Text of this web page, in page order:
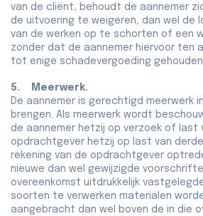
van de cliënt, behoudt de aannemer
de uitvoering te weigeren, dan wel de
van de werken op te schorten of een
zonder dat de aannemer hiervoor ten
tot enige schadevergoeding gehouden
5. Meerwerk.
De aannemer is gerechtigd meerwerk
brengen. Als meerwerk wordt
de aannemer hetzij op verzoek of last
opdrachtgever hetzij op last van
rekening van de opdrachtgever
nieuwe dan wel gewijzigde
overeenkomst uitdrukkelijk
soorten te verwerken materialen
aangebracht dan wel boven de in die